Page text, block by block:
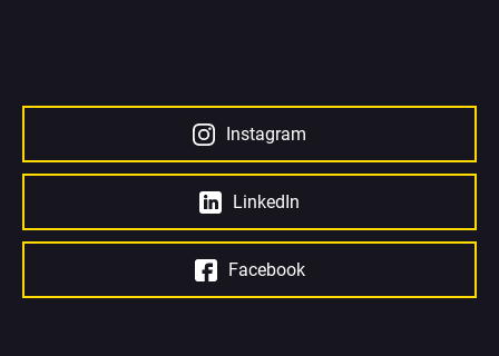
Instagram
LinkedIn
Facebook